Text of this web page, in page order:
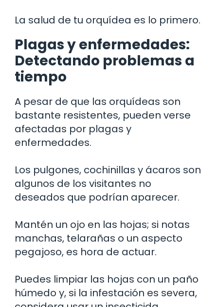
La salud de tu orquídea es lo primero.
Plagas y enfermedades:
Detectando problemas a
tiempo
A pesar de que las orquídeas son
bastante resistentes, pueden verse
afectadas por plagas y
enfermedades.
Los pulgones, cochinillas y ácaros son
algunos de los visitantes no
deseados que podrían aparecer.
Mantén un ojo en las hojas; si notas
manchas, telarañas o un aspecto
pegajoso, es hora de actuar.
Puedes limpiar las hojas con un paño
húmedo y, si la infestación es severa,